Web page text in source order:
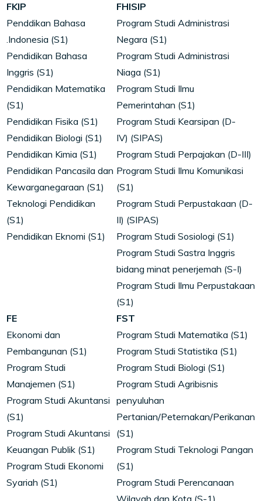
FKIP
Penddikan Bahasa
.Indonesia (S1)
Pendidikan Bahasa
Inggris (S1)
Pendidikan Matematika
(S1)
Pendidikan Fisika (S1)
Pendidikan Biologi (S1)
Pendidikan Kimia (S1)
Pendidikan Pancasila dan
Kewarganegaraan (S1)
Teknologi Pendidikan
(S1)
Pendidikan Eknomi (S1)
FHISIP
Program Studi Administrasi
Negara (S1)
Program Studi Administrasi
Niaga (S1)
Program Studi Ilmu
Pemerintahan (S1)
Program Studi Kearsipan (D-
IV) (SIPAS)
Program Studi Perpajakan (D-III)
Program Studi Ilmu Komunikasi
(S1)
Program Studi Perpustakaan (D-
II) (SIPAS)
Program Studi Sosiologi (S1)
Program Studi Sastra Inggris
bidang minat penerjemah (S-I)
Program Studi Ilmu Perpustakaan
(S1)
FE
Ekonomi dan
Pembangunan (S1)
Program Studi
Manajemen (S1)
Program Studi Akuntansi
(S1)
Program Studi Akuntansi
Keuangan Publik (S1)
Program Studi Ekonomi
Syariah (S1)
FST
Program Studi Matematika (S1)
Program Studi Statistika (S1)
Program Studi Biologi (S1)
Program Studi Agribisnis
penyuluhan
Pertanian/Peternakan/Perikanan
(S1)
Program Studi Teknologi Pangan
(S1)
Program Studi Perencanaan
Wilayah dan Kota (S-1)